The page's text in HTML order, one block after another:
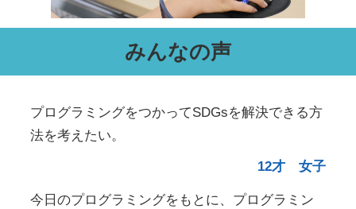
みんなの声
プログラミングをつかってSDGsを解決できる方
法を考えたい。
12才 女子
今日のプログラミングをもとに、プログラミン